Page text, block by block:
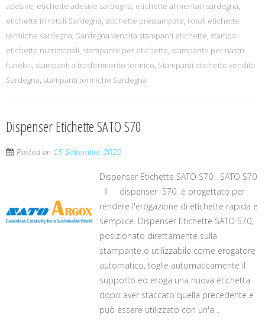
adesive, etichette adesive sardegna, etichette alimentari sardegna,
etichette in rotoli Sardegna, etichette prestampate, rotoli etichette
termiche sardegna, Sardegna vendita stampanti etichette, stampa
etichette nutrizionali, stampante per etichette, stampante per nastri
funebri, stampanti a trasferimento termico, Stampanti etichette vendita
Sardegna, stampanti termiche Sardegna
Dispenser Etichette SATO S70
Posted on 15 Settembre 2022
Dispenser Etichette SATO S70 SATO S70
Il dispenser S70 è progettato per
rendere l'erogazione di etichette rapida e
semplice. Dispenser Etichette SATO S70,
posizionato direttamente sulla
stampante o utilizzabile come erogatore
automatico, toglie automaticamente il
supporto ed eroga una nuova etichetta
dopo aver staccato quella precedente e
può essere utilizzato con un'a...